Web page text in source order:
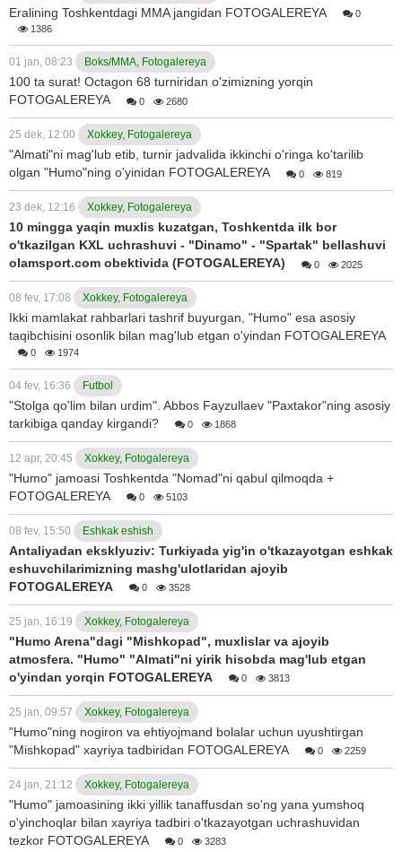
Eralining Toshkentdagi MMA jangidan FOTOGALEREYA
0
1386
01 jan, 08:23 Boks/MMA, Fotogalereya
100 ta surat! Octagon 68 turniridan o'zimizning yorqin
FOTOGALEREYA
0 2680
25 dek, 12:00 Xokkey, Fotogalereya
"Almati"ni mag'lub etib, turnir jadvalida ikkinchi o'ringa ko'tarilib
olgan "Humo"ning o'yinidan FOTOGALEREYA
0 819
23 dek, 12:16 Xokkey, Fotogalereya
10 mingga yaqin muxlis kuzatgan, Toshkentda ilk bor
o'tkazilgan KXL uchrashuvi - "Dinamo" - "Spartak" bellashuvi
olamsport.com obektivida (FOTOGALEREYA)
0 2025
08 fev, 17:08 Xokkey, Fotogalereya
Ikki mamlakat rahbarlari tashrif buyurgan, "Humo" esa asosiy
taqibchisini osonlik bilan mag'lub etgan o'yindan FOTOGALEREYA
0 1974
04 fev, 16:36 Futbol
"Stolga qo'lim bilan urdim". Abbos Fayzullaev "Paxtakor"ning asosiy
tarkibiga qanday kirgandi?
0 1868
12 apr, 20:45 Xokkey, Fotogalereya
"Humo" jamoasi Toshkentda "Nomad"ni qabul qilmoqda +
FOTOGALEREYA
0 5103
08 fev, 15:50 Eshkak eshish
Antaliyadan eksklyuziv: Turkiyada yig'in o'tkazayotgan eshkak
eshuvchilarimizning mashg'ulotlaridan ajoyib
FOTOGALEREYA
0 3528
25 jan, 16:19 Xokkey, Fotogalereya
"Humo Arena"dagi "Mishkopad", muxlislar va ajoyib
atmosfera. "Humo" "Almati"ni yirik hisobda mag'lub etgan
o'yindan yorqin FOTOGALEREYA
0 3813
25 jan, 09:57 Xokkey, Fotogalereya
"Humo"ning nogiron va ehtiyojmand bolalar uchun uyushtirgan
"Mishkopad" xayriya tadbiridan FOTOGALEREYA
0 2259
24 jan, 21:12 Xokkey, Fotogalereya
"Humo" jamoasining ikki yillik tanaffusdan so'ng yana yumshoq
o'yinchoqlar bilan xayriya tadbiri o'tkazayotgan uchrashuvidan
tezkor FOTOGALEREYA
0 3283